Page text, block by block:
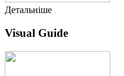
Детальніше
Visual Guide